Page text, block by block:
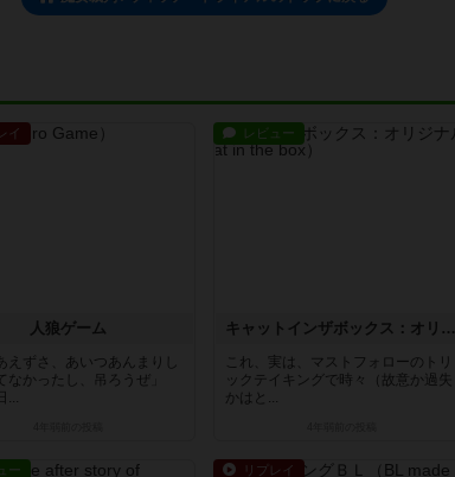
イ
人狼ゲーム
えずさ、あいつあんまりし
なかったし、吊ろうぜ」
...
レビュー
キャットインザボックス：オリジナル版
これ、実は、マストフォローのトリ
ックテイキングで時々（故意か過失
かはと...
ー リプレイ